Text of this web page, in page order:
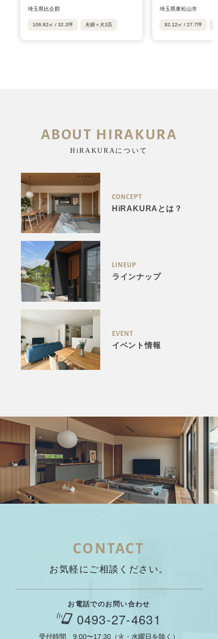
埼玉県比企郡
106.82㎡ / 32.3坪 夫婦＋犬1匹
埼玉県東松山市
92.12㎡ / 27.7坪
ABOUT HIRAKURA
HiRAKURAについて
CONCEPT
HiRAKURAとは？
LINEUP
ラインナップ
EVENT
イベント情報
CONTACT
お気軽にご相談ください。
お電話でのお問い合わせ
0493-27-4631
受付時間 9:00〜17:30（火・水曜日を除く）